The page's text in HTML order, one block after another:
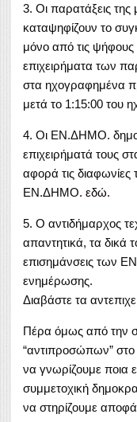
3. Οι παρατάξεις της
καταψηφίζουν το
μόνο από τις
επιχειρήματα των
στα ηχογραφημένα
μετά το 1:15:00 του
4. Οι ΕΝ.ΔΗΜΟ.
επιχειρήματά τους
αφορά τις
ΕΝ.ΔΗΜΟ. εδώ.
5. Ο αντιδήμαρχος
απαντητικά, τα δικά
επισημάνσεις των
ενημέρωσης.
Διαβάστε τα
Πέρα όμως από την
“αντιπροσώπων” στο
να γνωρίζουμε ποια
συμμετοχική
να στηρίζουμε